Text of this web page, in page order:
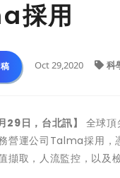
採用
Oct 29,2020 科
29日，台北訊】 全球頂
營運公司Talma採用，
擷取，人流監控，以及